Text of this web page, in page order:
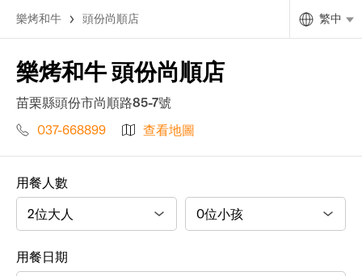
樂烤和牛 頭份尚順店 繁中
樂烤和牛 頭份尚順店
苗栗縣頭份市尚順路85-7號
037-668899
查看地圖
用餐人數
用餐日期